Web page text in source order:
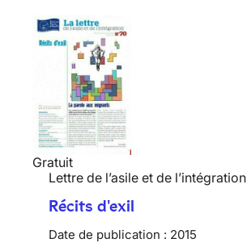
Gratuit
Lettre de l’asile et de l’intégration
Récits d'exil
Date de publication : 2015